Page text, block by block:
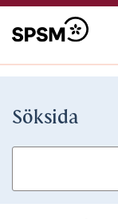
Söksida